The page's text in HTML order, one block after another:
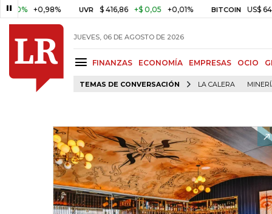
UVR $ 416,86 +$ 0,05 +0,01% BITCOIN US$ 64.968,40
JUEVES, 06 DE AGOSTO DE 2026
FINANZAS ECONOMÍA EMPRESAS OCIO
TEMAS DE CONVERSACIÓN LA CALERA